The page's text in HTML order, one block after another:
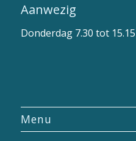
Aanwezig
Donderdag 7.30 tot
Menu